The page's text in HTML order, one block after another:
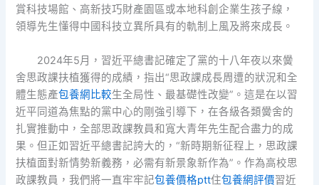
賞科技場館、高新技巧財產園區或本地科創企業生孩子線，
領導先生懂得中國科技立異所具有的軌制上風及將來成長。
2024年5月，習近平總書記確定了黨的十八年夜以來黌
舍思政課扶植獲得的成績，指出“思政課成長周遭的狀況和全
體生態產包養網比較生全局性、最基礎性改變”。這是在以習
近平同道為焦點的黨中心的剛強引導下，在各級各類黌舍的
扎實推動中，全部思政課教員和寬大青年先生配合盡力的成
果。但正如習近平總書記誇大的，“新時期新征程上，思政課
扶植面對新情勢新義務，必需有新景象新作為”。作為高校思
政課教員，我們將一直牢牢記包養價格ptt住包養網評價習近